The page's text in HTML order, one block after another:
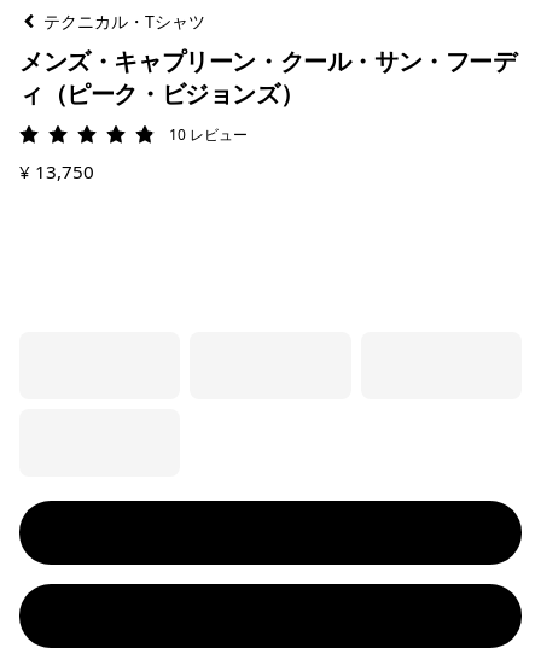
テクニカル・Tシャツ
メンズ・キャプリーン・クール・サン・フーデ
ィ（ピーク・ビジョンズ）
評価: 4.9 / 5
10 レビュー
¥ 13,750